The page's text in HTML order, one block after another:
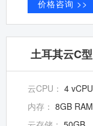
价格咨询 >>
土耳其云C型
云CPU： 4 vCPU
内存： 8GB RAM